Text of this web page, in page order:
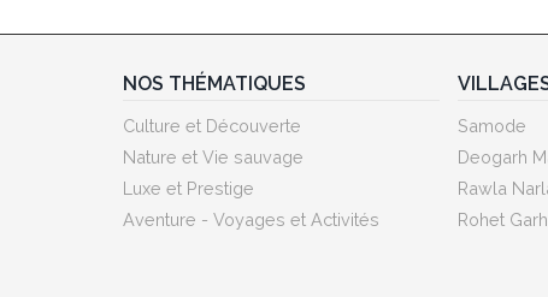
NOS THÉMATIQUES
Culture et Découverte
Nature et Vie sauvage
Luxe et Prestige
Aventure - Voyages et Activités
Samode
Deogarh
Rawla
Rohet Garh